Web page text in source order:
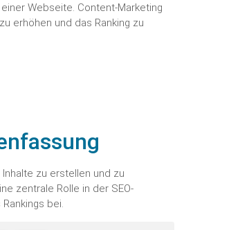
Webseite. Content-Marketing
erhöhen und das Ranking zu
zu erstellen und zu
zentrale Rolle in der SEO-
bei.